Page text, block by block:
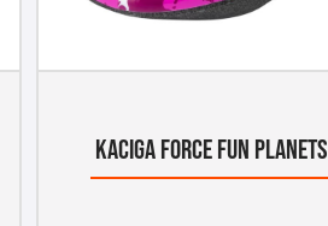
KACIGA FORCE FUN PLANETS